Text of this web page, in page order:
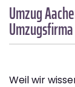
Umzug
Umzugsfirma
Weil wir